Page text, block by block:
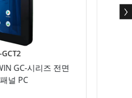
즈 전면